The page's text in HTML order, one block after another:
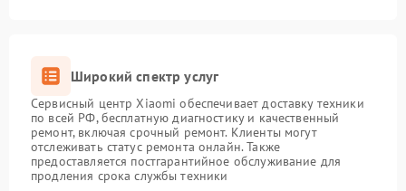
Широкий спектр услуг
Сервисный центр Xiaomi обеспечивает доставку техники
по всей РФ, бесплатную диагностику и качественный
ремонт, включая срочный ремонт. Клиенты могут
отслеживать статус ремонта онлайн. Также
предоставляется постгарантийное обслуживание для
продления срока службы техники